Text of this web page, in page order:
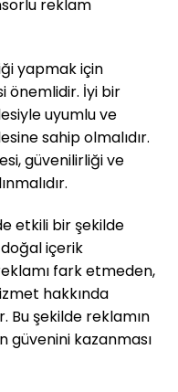
reklam
yapmak için
önemlidir. İyi bir
uyumlu ve
sahip olmalıdır.
güvenilirliği ve
etkili bir şekilde
içerik
fark etmeden,
hakkında
Bu şekilde reklamın
güvenini kazanması